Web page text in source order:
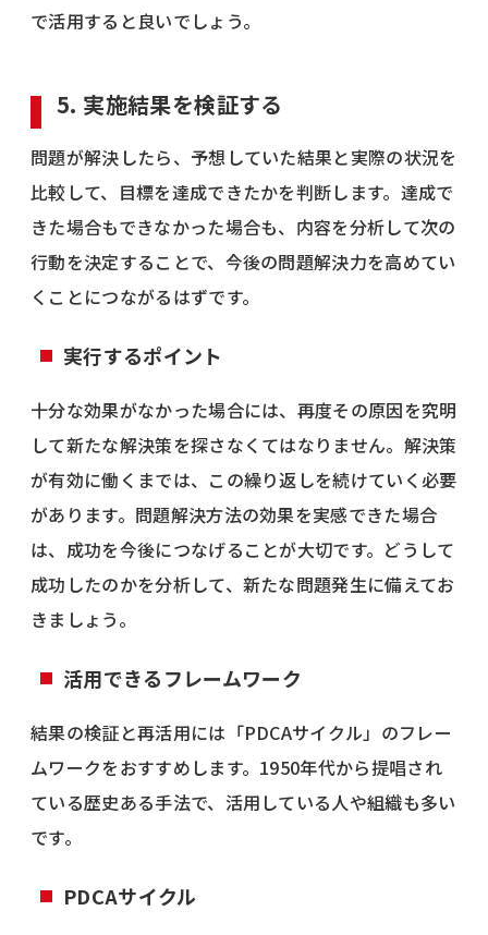
で活用すると良いでしょう。
5. 実施結果を検証する
問題が解決したら、予想していた結果と実際の状況を
比較して、目標を達成できたかを判断します。達成で
きた場合もできなかった場合も、内容を分析して次の
行動を決定することで、今後の問題解決力を高めてい
くことにつながるはずです。
実行するポイント
十分な効果がなかった場合には、再度その原因を究明
して新たな解決策を探さなくてはなりません。解決策
が有効に働くまでは、この繰り返しを続けていく必要
があります。問題解決方法の効果を実感できた場合
は、成功を今後につなげることが大切です。どうして
成功したのかを分析して、新たな問題発生に備えてお
きましょう。
活用できるフレームワーク
結果の検証と再活用には「PDCAサイクル」のフレー
ムワークをおすすめします。1950年代から提唱され
ている歴史ある手法で、活用している人や組織も多い
です。
PDCAサイクル